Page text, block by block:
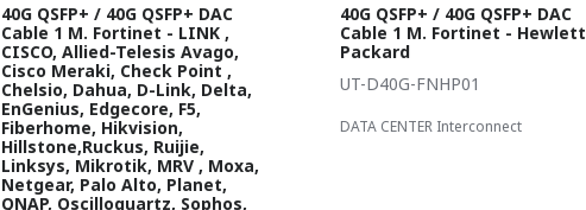
40G QSFP+ / 40G QSFP+ DAC
Cable 1 M. Fortinet - LINK ,
CISCO, Allied-Telesis Avago,
Cisco Meraki, Check Point ,
Chelsio, Dahua, D-Link, Delta,
EnGenius, Edgecore, F5,
Fiberhome, Hikvision,
Hillstone,Ruckus, Ruijie,
Linksys, Mikrotik, MRV , Moxa,
Netgear, Palo Alto, Planet,
QNAP, Oscilloquartz, Sophos,
40G QSFP+ / 40G QSFP+ DAC
Cable 1 M. Fortinet - Hewlett
Packard
UT-D40G-FNHP01
DATA CENTER Interconnect